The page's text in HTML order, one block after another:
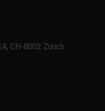
CH-8002 Zürich